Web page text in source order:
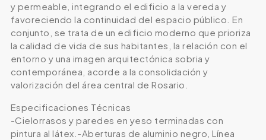
y permeable, integrando el edificio a la vereda y
favoreciendo la continuidad del espacio público. En
conjunto, se trata de un edificio moderno que prioriza
la calidad de vida de sus habitantes, la relación con el
entorno y una imagen arquitectónica sobria y
contemporánea, acorde a la consolidación y
valorización del área central de Rosario.
Especificaciones Técnicas
-Cielorrasos y paredes en yeso terminadas con
pintura al látex.-Aberturas de aluminio negro, Línea